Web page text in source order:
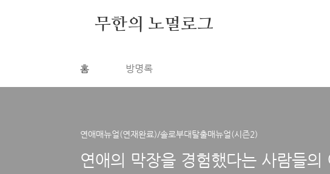
무한의 노멀로그
홈 방명록
연애매뉴얼(연재완료)/솔로부대탈출매뉴얼(시즌2)
연애의 막장을 경험했다는 사람들의